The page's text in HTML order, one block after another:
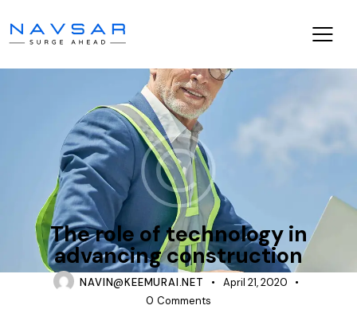
CONSTRUCTION
The role of technology in
advancing construction
NAVIN@KEEMURAI.NET
April 21, 2020
0 Comments